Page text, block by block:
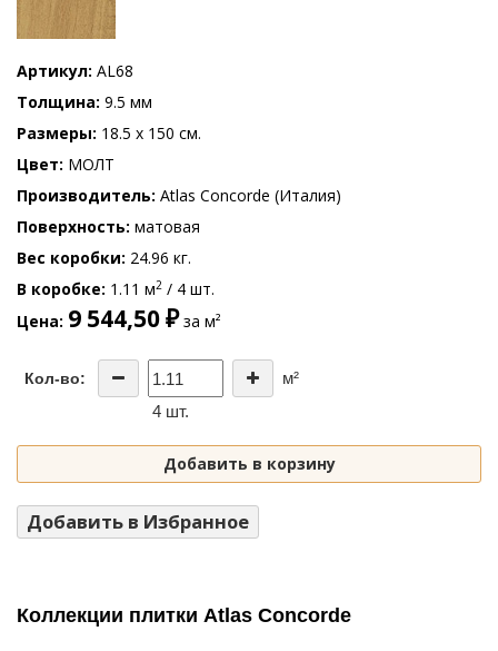
Артикул AL68
Толщина 9.5 мм
Размеры 18.5 x 150 см.
Цвет МОЛТ
Производитель Atlas Concorde (Италия)
Поверхность матовая
Вес коробки 24.96 кг.
В коробке 1.11 м2 / 4 шт.
Цена 9 544,50 ₽за м²
Кол-во:
м²
4 шт.
Добавить в корзину
Добавить в Избранное
Коллекции плитки Atlas Concorde